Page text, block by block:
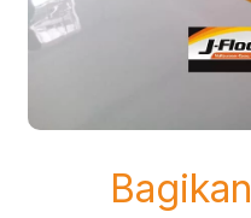
Bagikan